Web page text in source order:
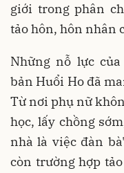
giới trong phân
tảo hôn, hôn nhân
Những nỗ lực
bản Huổi Ho đã
Từ nơi phụ nữ
học, lấy chồng
nhà là việc đàn
còn trường hợp